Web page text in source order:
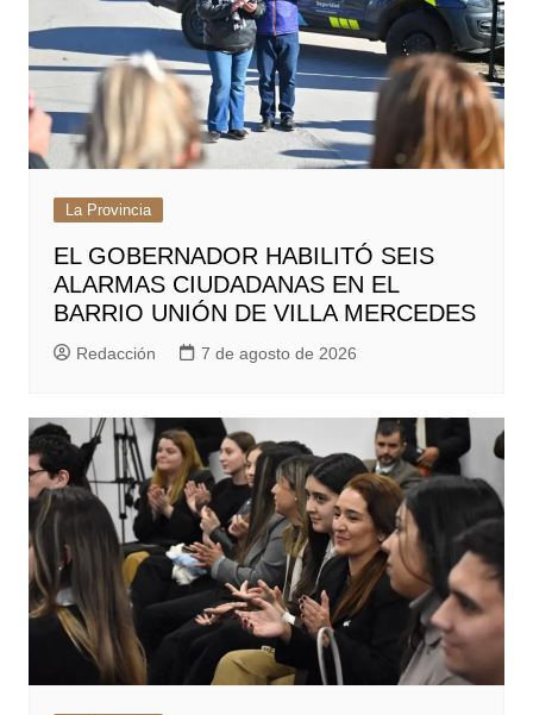
La Provincia
EL GOBERNADOR HABILITÓ SEIS
ALARMAS CIUDADANAS EN EL
BARRIO UNIÓN DE VILLA MERCEDES
Redacción 7 de agosto de 2026